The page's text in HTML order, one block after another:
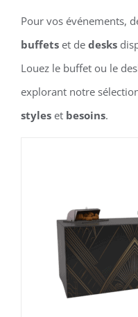
Pour vos événements,
buffets et de desks
Louez le buffet ou le
explorant notre
styles et besoins.